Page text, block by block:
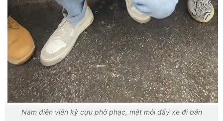
Nam diễn viên kỳ cựu phờ phạc, mệt mỏi đẩy xe đi bán